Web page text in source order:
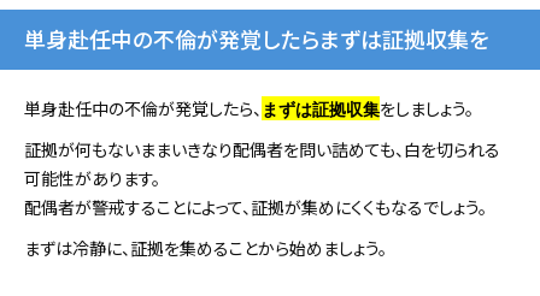
単身赴任中の不倫が発覚したらまずは証拠収集を
単身赴任中の不倫が発覚したら、 まずは証拠収集をしましょう。
証拠が何もないままいきなり配偶者を問い詰めても、白を切られる
可能性があります。
配偶者が警戒することによって、証拠が集めにくくもなるでしょう。
まずは冷静に、証拠を集めることから始めましょう。